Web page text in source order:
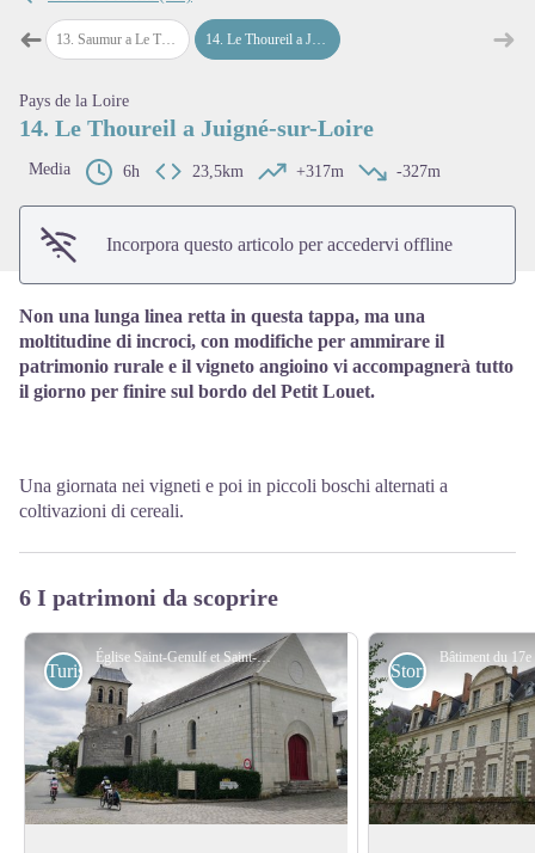
➜Passo precedente
13. Saumur a Le Thoureil 14.Le Thoureil a Juigné-sur-Loire ➜
Pays de la Loire
14. Le Thoureil a Juigné-sur-Loire
Media 6h 23,5km +317m -327m
Incorpora questo articolo per accedervi offline
Non una lunga linea retta in questa tappa, ma una
moltitudine di incroci, con modifiche per ammirare il
patrimonio rurale e il vigneto angioino vi accompagnerà tutto
il giorno per finire sul bordo del Petit Louet.
Una giornata nei vigneti e poi in piccoli boschi alternati a
coltivazioni di cereali.
6 I patrimoni da scoprire
Église Saint-Genulf et Saint-Charles à Le Thoureil - Amis saint Colomban
Turistiche Storici